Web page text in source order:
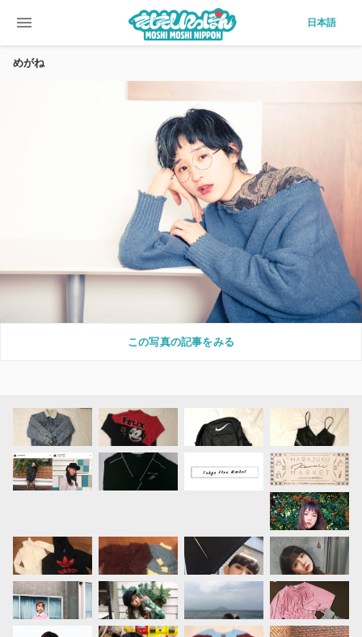
menu 日本語
めがね
この写真の記事をみる